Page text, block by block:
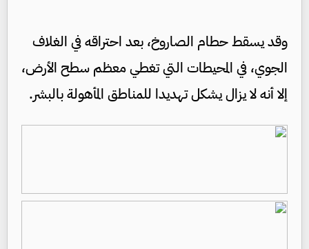
وقد يسقط حطام الصاروخ، بعد احتراقه في الغلاف
الجوي، في المحيطات التي تغطي معظم سطح الأرض،
إلا أنه لا يزال يشكل تهديدا للمناطق المأهولة بالبشر.